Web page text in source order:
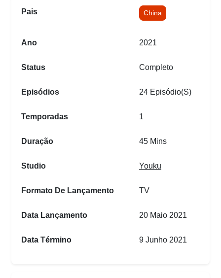
Pais China
Ano 2021
Status Completo
Episódios 24 Episódio(s)
Temporadas 1
Duração 45 Mins
Studio Youku
Formato De Lançamento TV
Data Lançamento 20 Maio 2021
Data Término 9 Junho 2021